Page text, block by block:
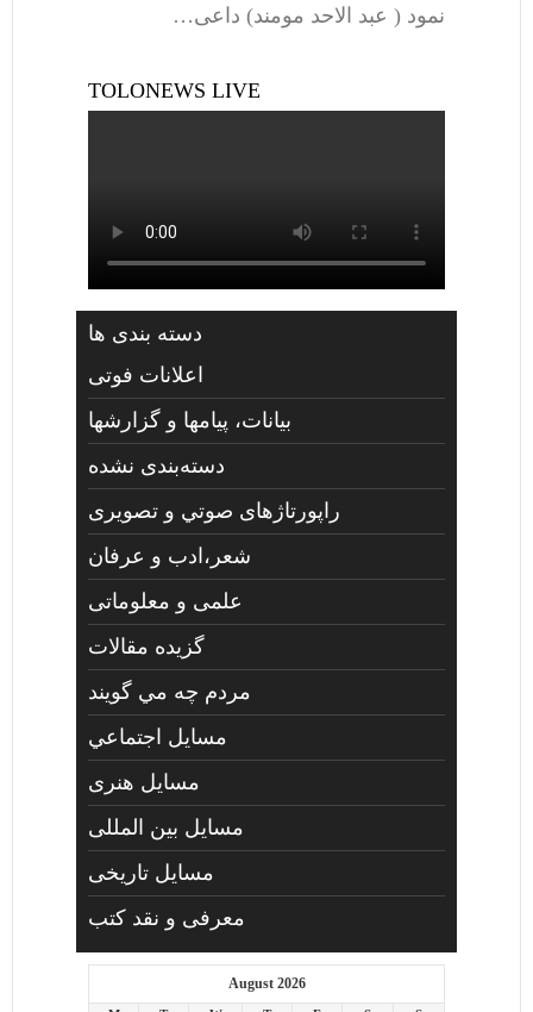
نمود ( عبد الاحد مومند) داعی…
TOLONEWS LIVE
دسته بندی ها
اعلانات فوتی
بیانات، پیامها و گزارشها
دسته‌بندی نشده
راپورتاژهای صوتي و تصويری
شعر،ادب و عرفان
علمی و معلوماتی
گزیده مقالات
مردم چه مي گويند
مسايل اجتماعي
مسايل هنری
مسایل بین المللی
مسایل تاریخی
معرفی و نقد کتب
August 2026